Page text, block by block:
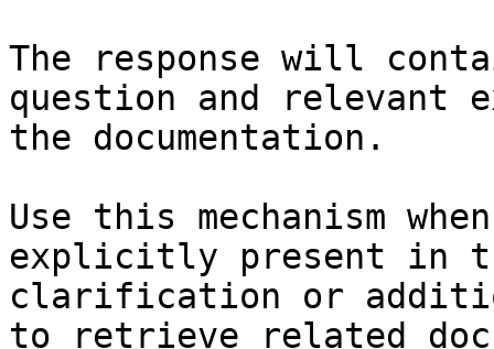
The response will
question and relevant
the documentation.
Use this mechanism
explicitly present in
clarification or